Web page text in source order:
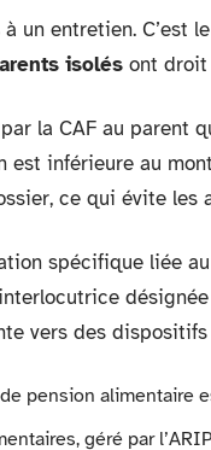
un entretien. C’est
isolés ont droit
la CAF au parent
inférieure au
ce qui évite les
spécifique liée
vers des dispositifs
pension alimentaire
géré par